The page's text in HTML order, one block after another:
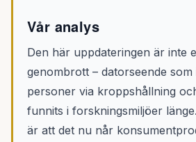
Vår analys
Den här uppdateringen är inte
genombrott – datorseende
personer via kroppshållning
funnits i forskningsmiljöer
är att det nu når